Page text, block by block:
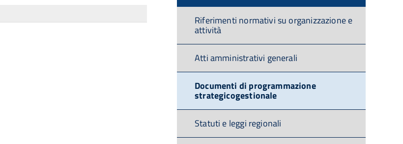
Riferimenti normativi su organizzazione e
attività
Atti amministrativi generali
Documenti di programmazione
strategicogestionale
Statuti e leggi regionali